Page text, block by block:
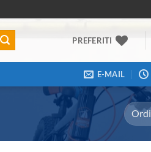
PREFERITI
E-MAIL